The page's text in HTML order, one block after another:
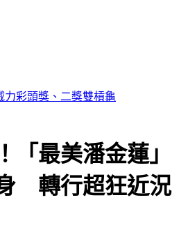
涼了？網見「1關鍵」驚呆
「最美潘金蓮」
轉行超狂近況